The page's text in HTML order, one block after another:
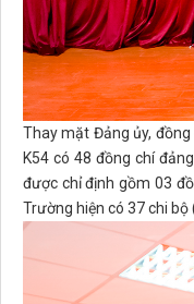
Thay mặt Đảng ủy, đồng
K54 có 48 đồng chí
được chỉ định gồm 03
Trường hiện có 37 chi bộ